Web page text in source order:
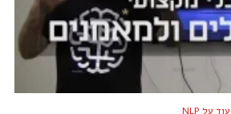
עוד על NLP